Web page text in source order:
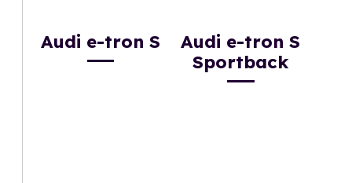
Audi e-tron S
Audi e-tron S
Sportback